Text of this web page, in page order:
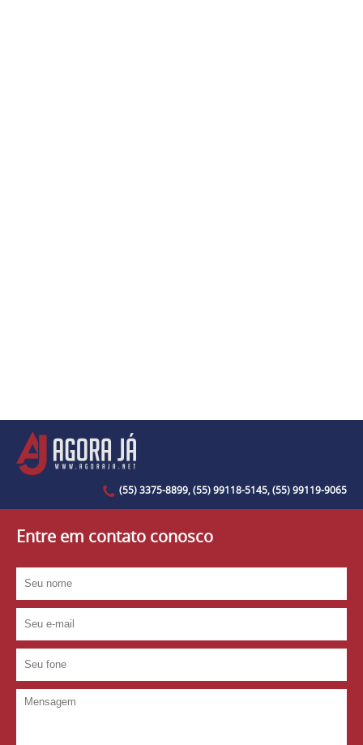
(55) 3375-8899, (55) 99118-5145, (55) 99119-9065
Entre em contato conosco